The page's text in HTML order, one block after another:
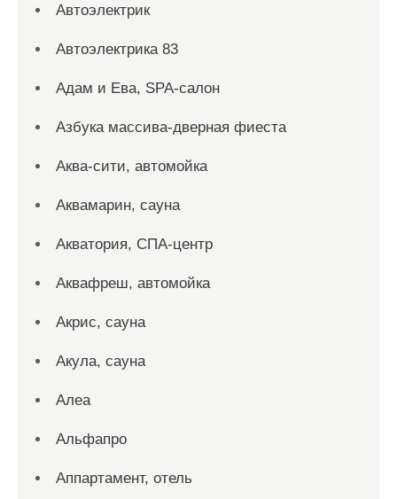
Автоэлектрик
Автоэлектрика 83
Адам и Ева, SPA-салон
Азбука массива-дверная фиеста
Аква-сити, автомойка
Аквамарин, сауна
Акватория, СПА-центр
Аквафреш, автомойка
Акрис, сауна
Акула, сауна
Алеа
Альфапро
Аппартамент, отель